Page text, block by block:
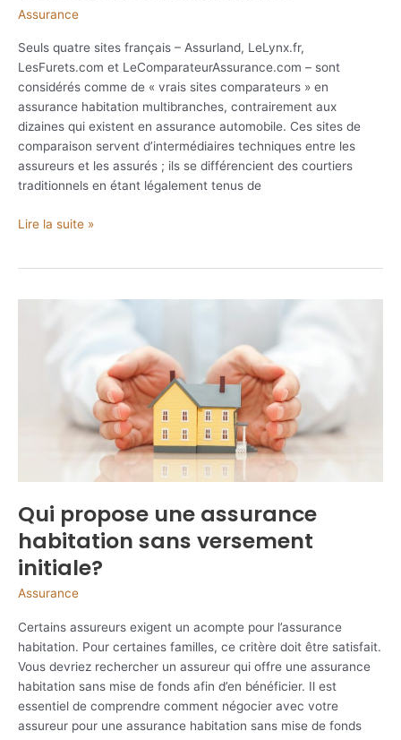
Assurance
Seuls quatre sites français – Assurland, LeLynx.fr,
LesFurets.com et LeComparateurAssurance.com – sont
considérés comme de « vrais sites comparateurs » en
assurance habitation multibranches, contrairement aux
dizaines qui existent en assurance automobile. Ces sites de
comparaison servent d’intermédiaires techniques entre les
assureurs et les assurés ; ils se différencient des courtiers
traditionnels en étant légalement tenus de
Quel
comparateur
Lire la suite »
Qui propose une assurance
habitation sans versement
initiale?
Assurance
Certains assureurs exigent un acompte pour l’assurance
habitation. Pour certaines familles, ce critère doit être satisfait.
Vous devriez rechercher un assureur qui offre une assurance
habitation sans mise de fonds afin d’en bénéficier. Il est
essentiel de comprendre comment négocier avec votre
assureur pour une assurance habitation sans mise de fonds